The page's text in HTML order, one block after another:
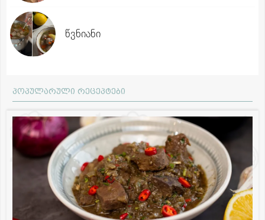
წვნიანი
პოპულარული რეცეპტები